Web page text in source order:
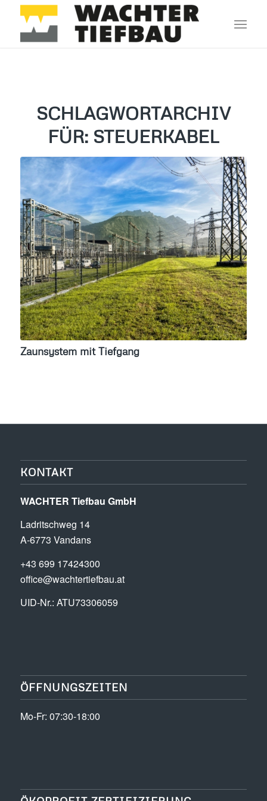
SCHLAGWORTARCHIV
FÜR: STEUERKABEL
Zaunsystem mit Tiefgang
KONTAKT
WACHTER Tiefbau GmbH
Ladritschweg 14
A-6773 Vandans
+43 699 17424300
office@wachtertiefbau.at
UID-Nr.: ATU73306059
ÖFFNUNGSZEITEN
Mo-Fr: 07:30-18:00